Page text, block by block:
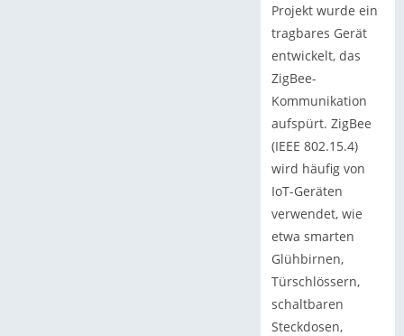
Projekt wurde ein
tragbares Gerät
entwickelt, das
ZigBee-
Kommunikation
aufspürt. ZigBee
(IEEE 802.15.4)
wird häufig von
IoT-Geräten
verwendet, wie
etwa smarten
Glühbirnen,
Türschlössern,
schaltbaren
Steckdosen,